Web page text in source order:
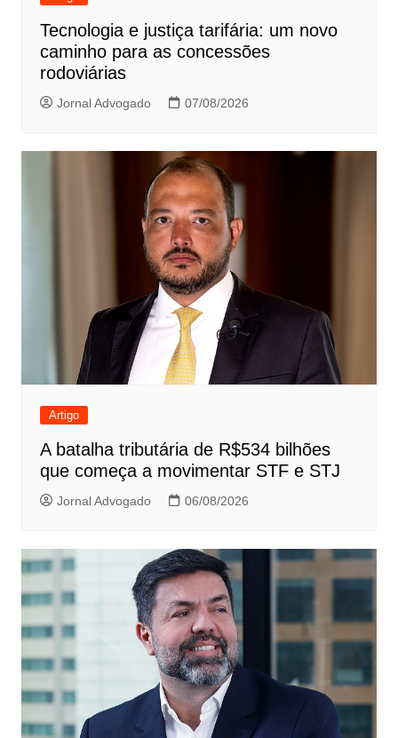
Tecnologia e justiça tarifária: um novo
caminho para as concessões
rodoviárias
Jornal Advogado 07/08/2026
Artigo
A batalha tributária de R$534 bilhões
que começa a movimentar STF e STJ
Jornal Advogado 06/08/2026